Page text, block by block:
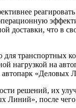
доставки, что в
для
нагрузкой на
автопарк
решений, их
Линий», после